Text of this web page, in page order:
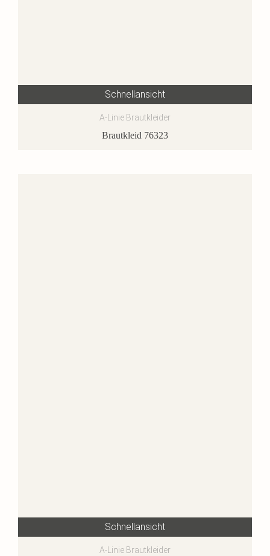
Schnellansicht
A-Linie Brautkleider
Brautkleid 76323
Schnellansicht
A-Linie Brautkleider